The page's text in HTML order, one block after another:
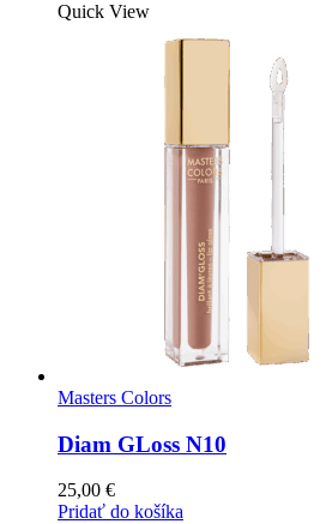
Quick View
Masters Colors
Diam GLoss N10
25,00 €
Pridať do košíka